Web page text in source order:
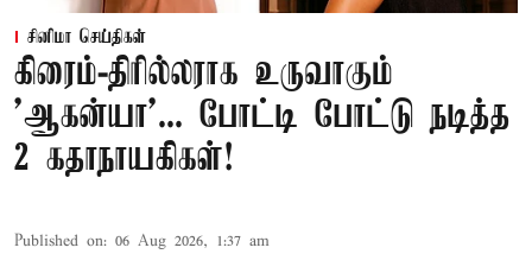
சினிமா செய்திகள்
கிரைம்-திரில்லராக உருவாகும்
'ஆகன்யா'... போட்டி போட்டு நடித்த
2 கதாநாயகிகள்!
Published on: 06 Aug 2026, 1:37 am